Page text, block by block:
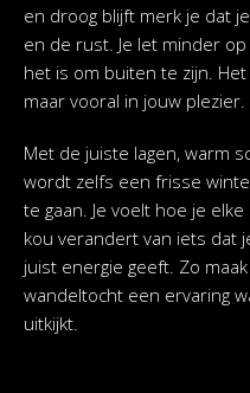
en droog blijft merk je dat
en de rust. Je let minder
het is om buiten te zijn.
maar vooral in jouw plezier.
Met de juiste lagen, warm
wordt zelfs een frisse
te gaan. Je voelt hoe je
kou verandert van iets dat
juist energie geeft. Zo
wandeltocht een ervaring
uitkijkt.